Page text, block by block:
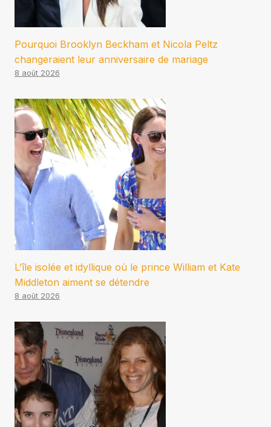
Pourquoi Brooklyn Beckham et Nicola Peltz
changeraient leur anniversaire de mariage
8 août 2026
L’île isolée et idyllique où le prince William et Kate
Middleton aiment se détendre
8 août 2026